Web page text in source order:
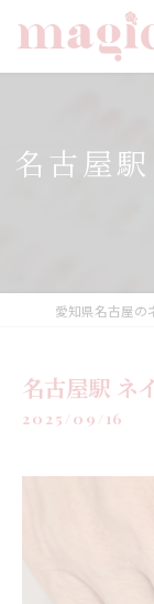
名古屋
名古屋駅 ネ
2025/09/16